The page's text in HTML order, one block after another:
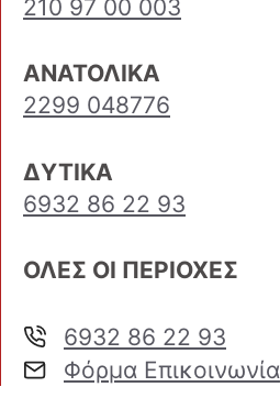
210 97 00 003
ΑΝΑΤΟΛΙΚΑ
2299 048776
ΔΥΤΙΚΑ
6932 86 22 93
ΟΛΕΣ ΟΙ ΠΕΡΙΟΧΕΣ
6932 86 22 93
Φόρμα Επικοινωνία